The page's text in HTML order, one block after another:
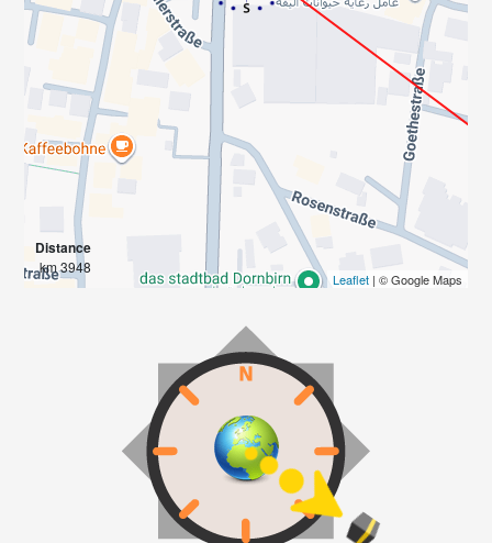
Distance
3948 km
Leaflet| © Google Maps